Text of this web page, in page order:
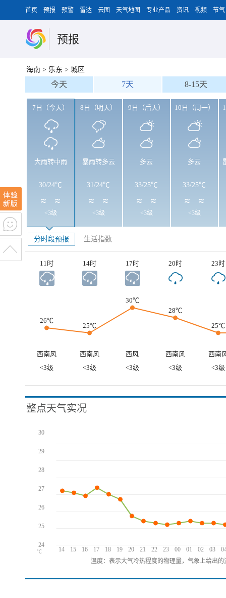
首页 预报 预警 雷达 云图 天气地图 专业产品 资讯 视频 节气
预报
海南 > 乐东 > 城区
今天 7天 8-15天
7日（今天）
大雨转中雨
30/24℃
<3级
8日（明天）
暴雨转多云
31/24℃
<3级
9日（后天）
多云
33/25℃
<3级
10日（周一）
多云
33/25℃
<3级
分时段预报 生活指数
11时 14时 17时 20时 23时
26℃
25℃
30℃
28℃
25℃
西南风 西南风 西风 西南风
西南
<3级
<3级 <3级 <3级 <3级
整点天气实况
14 15 16 17 18 19 20 21 22 23 00 01 02 03
30
29
28
27
26
25
24
℃
温度：表示大气冷热程度的物理量，气象上给出